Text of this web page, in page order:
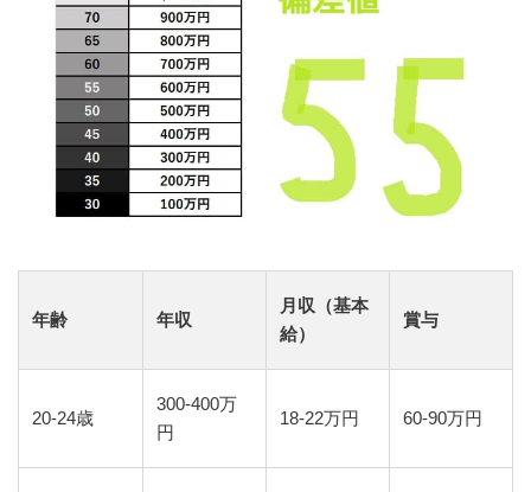
年齢 年収
月収（基本
給）
賞与
20-24歳
300-400万
円
18-22万円 60-90万円